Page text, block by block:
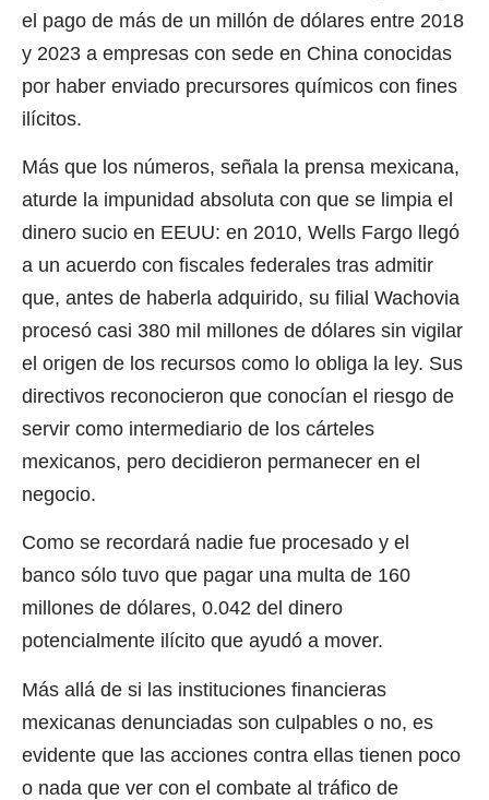
el pago de más de un millón de dólares entre 2018
y 2023 a empresas con sede en China conocidas
por haber enviado precursores químicos con fines
ilícitos.
Más que los números, señala la prensa mexicana,
aturde la impunidad absoluta con que se limpia el
dinero sucio en EEUU: en 2010, Wells Fargo llegó
a un acuerdo con fiscales federales tras admitir
que, antes de haberla adquirido, su filial Wachovia
procesó casi 380 mil millones de dólares sin vigilar
el origen de los recursos como lo obliga la ley. Sus
directivos reconocieron que conocían el riesgo de
servir como intermediario de los cárteles
mexicanos, pero decidieron permanecer en el
negocio.
Como se recordará nadie fue procesado y el
banco sólo tuvo que pagar una multa de 160
millones de dólares, 0.042 del dinero
potencialmente ilícito que ayudó a mover.
Más allá de si las instituciones financieras
mexicanas denunciadas son culpables o no, es
evidente que las acciones contra ellas tienen poco
o nada que ver con el combate al tráfico de